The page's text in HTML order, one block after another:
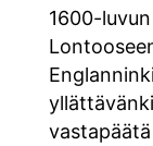
1600-